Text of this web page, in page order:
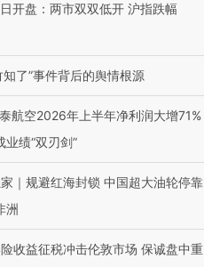
开盘：两市双双低开 沪指跌幅
知了”事件背后的舆情根源
航空2026年上半年净利润大增71%
业绩“双刃剑”
｜规避红海封锁 中国超大油轮停靠
洲
收益征税冲击伦敦市场 保诚盘中重